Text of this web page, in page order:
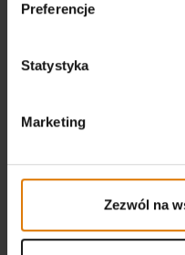
Preferencje
Statystyka
Marketing
Zezwól na